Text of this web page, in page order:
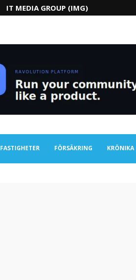
IT MEDIA GROUP (IMG)
FASTIGHETER FÖRSÄKRING KRÖNIKA